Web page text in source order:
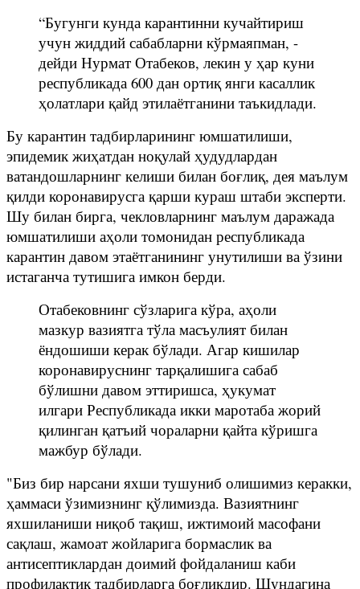
“Бугунги кунда карантинни кучайтириш
учун жиддий сабабларни кўрмаяпман, -
дейди Нурмат Отабеков, лекин у ҳар куни
республикада 600 дан ортиқ янги касаллик
ҳолатлари қайд этилаётганини таъкидлади.
Бу карантин тадбирларининг юмшатилиши,
эпидемик жиҳатдан ноқулай ҳудудлардан
ватандошларнинг келиши билан боғлиқ, дея маълум
қилди коронавирусга қарши кураш штаби эксперти.
Шу билан бирга, чекловларнинг маълум даражада
юмшатилиши аҳоли томонидан республикада
карантин давом этаётганининг унутилиши ва ўзини
истаганча тутишига имкон берди.
Отабековнинг сўзларига кўра, аҳоли
мазкур вазиятга тўла масъулият билан
ёндошиши керак бўлади. Агар кишилар
коронавируснинг тарқалишига сабаб
бўлишни давом эттиришса, ҳукумат
илгари Республикада икки маротаба жорий
қилинган қатъий чораларни қайта кўришга
мажбур бўлади.
"Биз бир нарсани яхши тушуниб олишимиз керакки,
ҳаммаси ўзимизнинг қўлимизда. Вазиятнинг
яхшиланиши ниқоб тақиш, ижтимоий масофани
сақлаш, жамоат жойларига бормаслик ва
антисептиклардан доимий фойдаланиш каби
профилактик тадбирларга боғлиқдир. Шундагина